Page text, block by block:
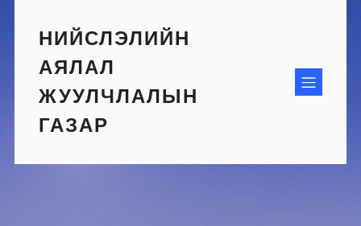
contentНИЙСЛЭЛИЙН
АЯЛАЛ
ЖУУЛЧЛАЛЫН
ГАЗАР